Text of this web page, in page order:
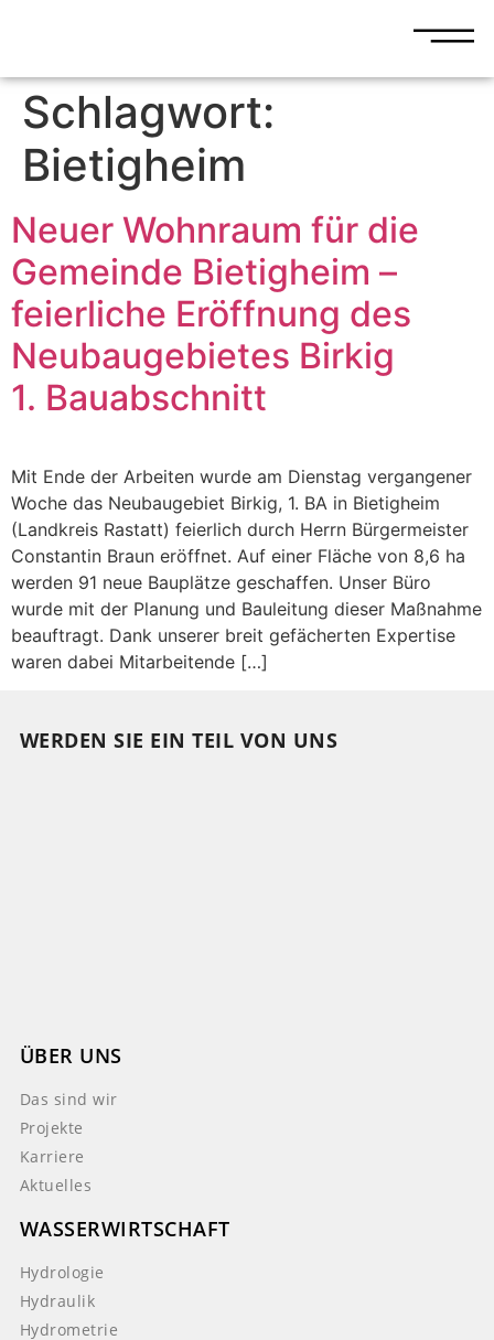
Schlagwort:
Bietigheim
Neuer Wohnraum für die
Gemeinde Bietigheim –
feierliche Eröffnung des
Neubaugebietes Birkig
1. Bauabschnitt
Mit Ende der Arbeiten wurde am Dienstag vergangener
Woche das Neubaugebiet Birkig, 1. BA in Bietigheim
(Landkreis Rastatt) feierlich durch Herrn Bürgermeister
Constantin Braun eröffnet. Auf einer Fläche von 8,6 ha
werden 91 neue Bauplätze geschaffen. Unser Büro
wurde mit der Planung und Bauleitung dieser Maßnahme
beauftragt. Dank unserer breit gefächerten Expertise
waren dabei Mitarbeitende […]
WERDEN SIE EIN TEIL VON UNS
ÜBER UNS
Das sind wir
Projekte
Karriere
Aktuelles
WASSERWIRTSCHAFT
Hydrologie
Hydraulik
Hydrometrie